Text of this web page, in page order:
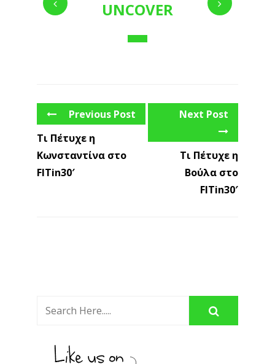
UNCOVER
Previous Post
Τι Πέτυχε η
Κωνσταντίνα στο
FITin30′
Next Post
Τι Πέτυχε η
Βούλα στο
FITin30′